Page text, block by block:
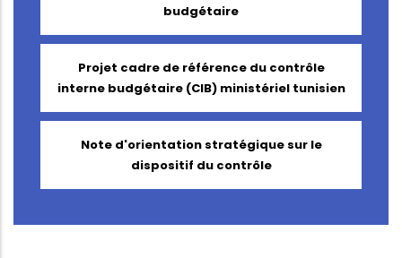
budgétaire
Projet cadre de référence du contrôle
interne budgétaire (CIB) ministériel tunisien
Note d'orientation stratégique sur le
dispositif du contrôle